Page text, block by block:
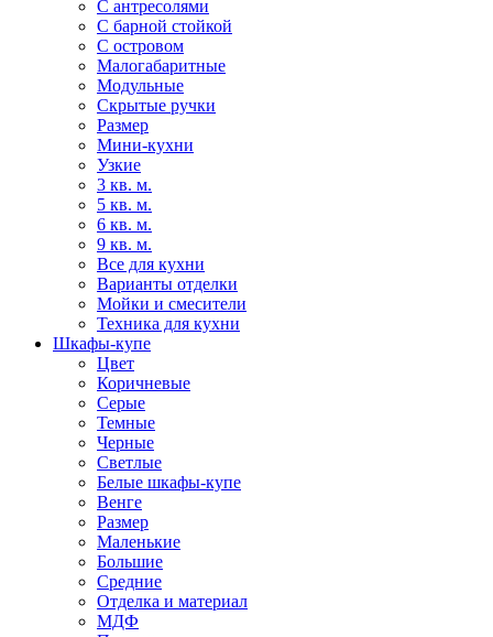
С антресолями
С барной стойкой
С островом
Малогабаритные
Модульные
Скрытые ручки
Размер
Мини-кухни
Узкие
3 кв. м.
5 кв. м.
6 кв. м.
9 кв. м.
Все для кухни
Варианты отделки
Мойки и смесители
Техника для кухни
Шкафы-купе
Цвет
Коричневые
Серые
Темные
Черные
Светлые
Белые шкафы-купе
Венге
Размер
Маленькие
Большие
Средние
Отделка и материал
МДФ